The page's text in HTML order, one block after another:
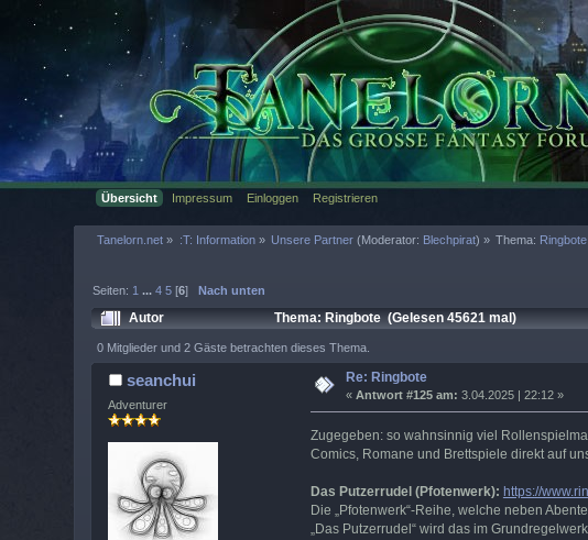
Übersicht Impressum Einloggen Registrieren
Tanelorn.net » :T: Information» Unsere Partner (Moderator: Blechpirat) » Thema: Ringbote
Seiten: 1 ...4 5 [6]Nach unten
Autor Thema: Ringbote (Gelesen 45621 mal)
0 Mitglieder und 2 Gäste betrachten dieses Thema.
seanchui
Adventurer
Re: Ringbote
«Antwort #125 am: 3.04.2025 | 22:12 »
Zugegeben: so wahnsinnig viel
Comics, Romane und Brettspiele direkt auf
Das Putzerrudel (Pfotenwerk): https://
Die „Pfotenwerk“-Reihe, welche neben
„Das Putzerrudel“ wird das im